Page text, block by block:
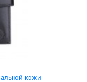
кожи